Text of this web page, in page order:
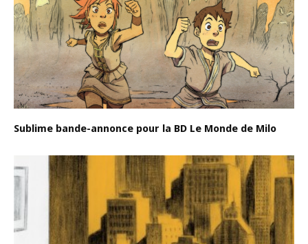
Sublime bande-annonce pour la BD Le Monde de Milo